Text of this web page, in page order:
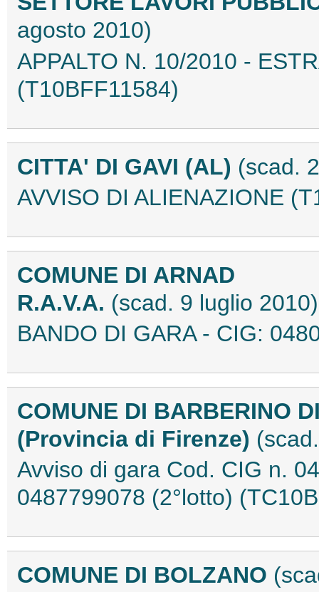
agosto 2010)
APPALTO N. 10/2010 -
(T10BFF11584)
CITTA' DI GAVI (AL) (scad.
AVVISO DI ALIENAZIONE
COMUNE DI ARNAD
R.A.V.A. (scad. 9 luglio 2010)
BANDO DI GARA - CIG:
COMUNE DI BARBERINO
(Provincia di Firenze)
Avviso di gara Cod. CIG n.
0487799078 (2°lotto)
COMUNE DI BOLZANO